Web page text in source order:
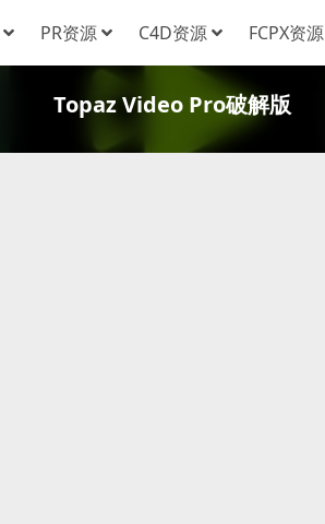
PR资源 C4D资源 FCPX资源
Topaz Video Pro破解版